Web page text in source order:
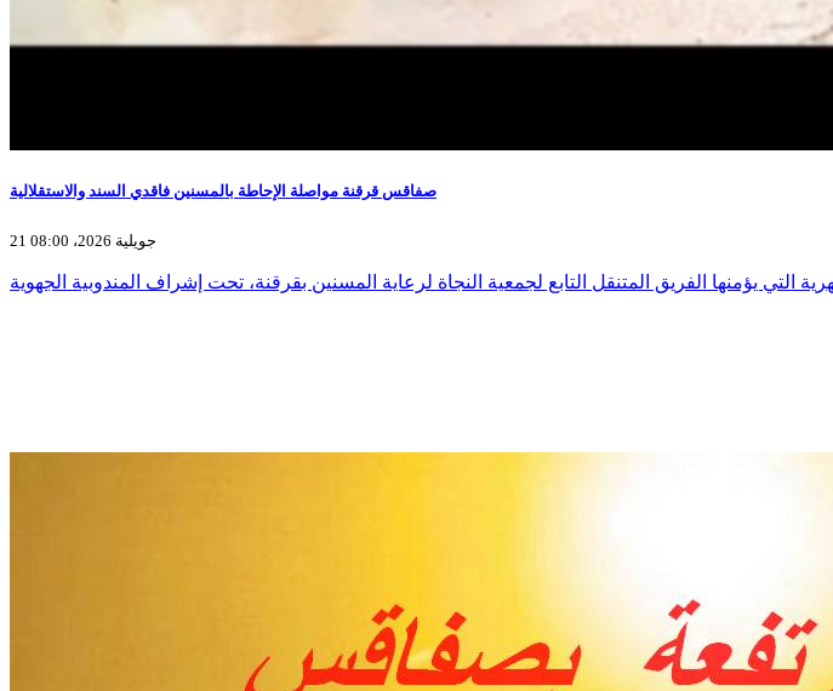
صفاقس قرقنة مواصلة الإحاطة بالمسنين فاقدي السند والاستقلالية
21 جويلية 2026، 08:00